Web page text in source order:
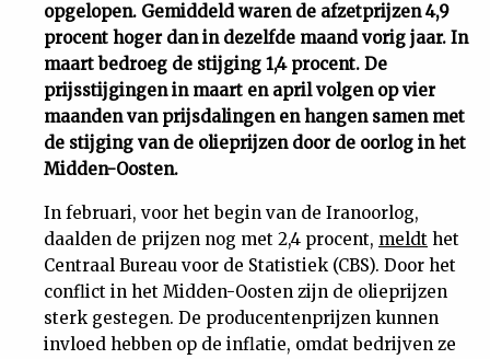
Cijfers
Tuchtrecht
Magazine
Podcast
Dossiers
opgelopen. Gemiddeld waren de afzetprijzen 4,9
procent hoger dan in dezelfde maand vorig jaar. In
maart bedroeg de stijging 1,4 procent. De
prijsstijgingen in maart en april volgen op vier
maanden van prijsdalingen en hangen samen met
de stijging van de olieprijzen door de oorlog in het
Midden-Oosten.
In februari, voor het begin van de Iranoorlog,
daalden de prijzen nog met 2,4 procent, meldt het
Centraal Bureau voor de Statistiek (CBS). Door het
conflict in het Midden-Oosten zijn de olieprijzen
sterk gestegen. De producentenprijzen kunnen
invloed hebben op de inflatie, omdat bedrijven ze